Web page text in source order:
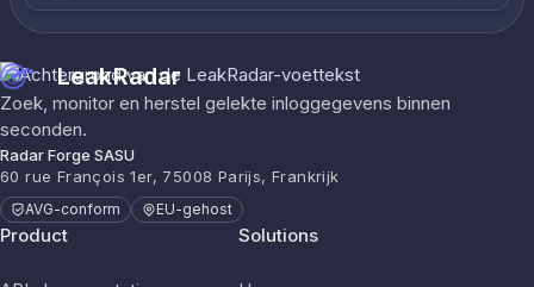
LeakRadar
Zoek, monitor en herstel gelekte inloggegevens binnen
seconden.
Radar Forge SASU
60 rue François 1er, 75008 Parijs, Frankrijk
AVG-conform EU-gehost
Product Solutions